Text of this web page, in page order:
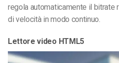
regola automaticamente il bitrate
di velocità in modo continuo.
Lettore video HTML5